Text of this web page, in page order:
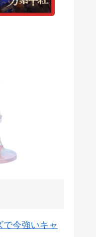
で今強いキャ